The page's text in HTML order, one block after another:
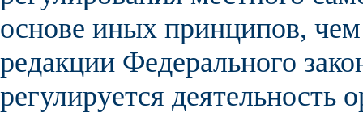
основе иных принципов,
редакции Федерального
регулируется деятельность